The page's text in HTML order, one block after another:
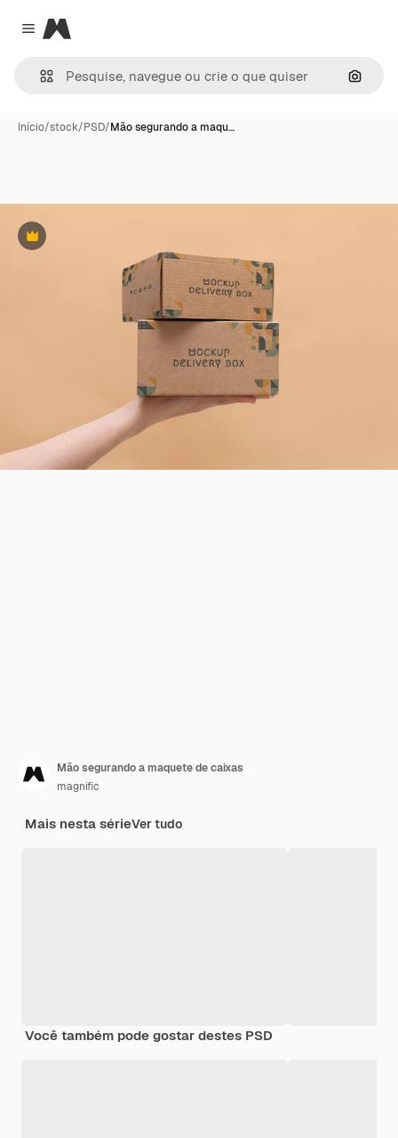
Close menu
Magnific
Início/stock/PSD/Mão segurando a maqu…
Premium
Mão segurando a maquete de caixas
magnific
Mais nesta sérieVer tudo
Você também pode gostar destes PSD